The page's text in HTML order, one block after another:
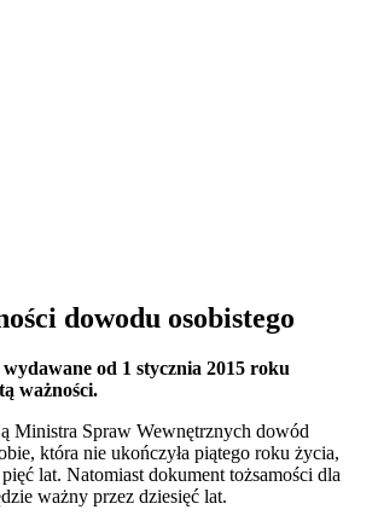
dowodu osobistego
od 1 stycznia 2015 roku
ważności.
Ministra Spraw Wewnętrznych dowód
która nie ukończyła piątego roku życia,
lat. Natomiast dokument tożsamości dla
ważny przez dziesięć lat.